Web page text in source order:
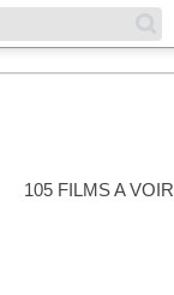
105 FILMS A VOIR